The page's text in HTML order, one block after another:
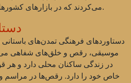
می‌کردند که در بازارهای کشورهای همسایه مورد تقاضا بود.
دستاوردهای فرهنگی تمدن‌های
موسیقی، رقص و خلق‌های شفاهی
در زندگی ساکنان محلی دارد و هر
خاص خود را دارد. رقص‌ها در مراسم